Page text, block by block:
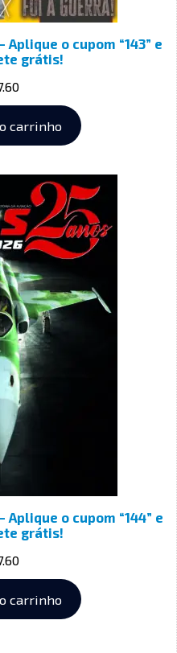
Aplique o cupom “143” e
grátis!
carrinho
Aplique o cupom “144” e
grátis!
carrinho